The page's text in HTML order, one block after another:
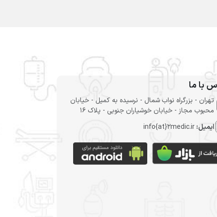
با ما
تهران - بزرگراه نواب شمال - نرسیده به کمیل - خیابان
محبوب مجاز - خیابان خوشیاران جنوبی - پلاک 16
ایمیل:info{at}2medic.ir